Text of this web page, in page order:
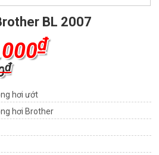
BL 2007
₫
₫
hơi ướt
hơi Brother